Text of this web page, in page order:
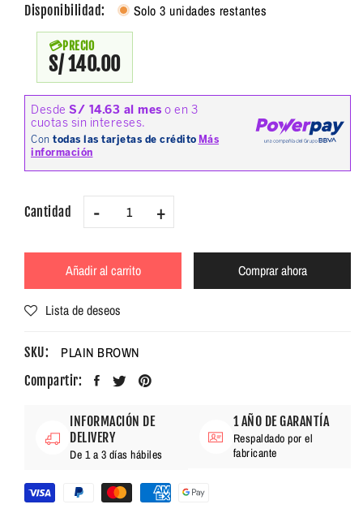
Disponibilidad: Solo 3 unidades restantes
PRECIO
S/ 140.00
Cantidad - +
Añadir al carrito Comprar ahora
Lista de deseos
SKU: PLAIN BROWN
Compartir:
INFORMACIÓN DE
DELIVERY
De 1 a 3 días hábiles
1 AÑO DE GARANTÍA
Respaldado por el
fabricante